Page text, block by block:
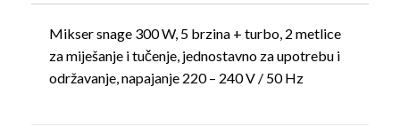
Mikser snage 300 W, 5 brzina + turbo, 2 metlice
za miješanje i tučenje, jednostavno za upotrebu i
održavanje, napajanje 220 – 240 V / 50 Hz